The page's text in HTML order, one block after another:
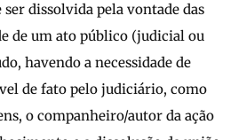
dissolvida pela vontade das
de um ato público (judicial ou
havendo a necessidade de
de fato pelo judiciário, como
o companheiro/autor da ação